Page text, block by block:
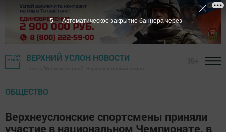
ВЕРХНИЙ УСЛОН НОВОСТИ
ОБЩЕСТВО
Верхнеуслонские спортсмены приняли
участие в национальном Чемпионате, в
4 Автоматическое закрытие баннера через